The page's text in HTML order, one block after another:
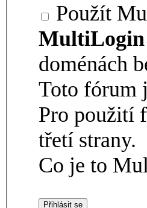
Použít
MultiLogin
doménách
Toto fórum
Pro použití
třetí strany.
Co je to